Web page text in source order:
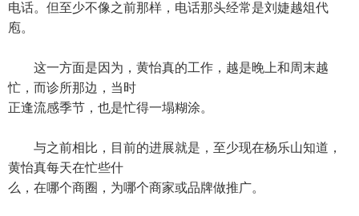
电话。但至少不像之前那样，电话那头经常是刘婕越俎代
庖。
这一方面是因为，黄怡真的工作，越是晚上和周末越
忙，而诊所那边，当时
正逢流感季节，也是忙得一塌糊涂。
与之前相比，目前的进展就是，至少现在杨乐山知道，
黄怡真每天在忙些什
么，在哪个商圈，为哪个商家或品牌做推广。